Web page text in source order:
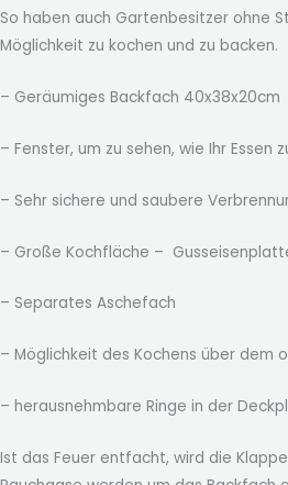
So haben auch Gartenbesitzer ohne
Möglichkeit zu kochen und zu backen.
– Geräumiges Backfach 40x38x20cm
– Fenster, um zu sehen, wie Ihr Essen
– Sehr sichere und saubere
– Große Kochfläche –
– Separates Aschefach
– Möglichkeit des Kochens über dem
– herausnehmbare Ringe in der
Ist das Feuer entfacht, wird die